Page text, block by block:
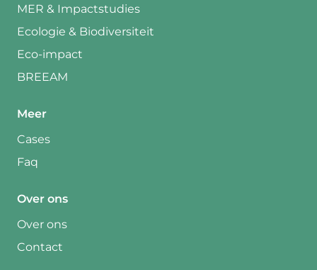
MER & Impactstudies
Ecologie & Biodiversiteit
Eco-impact
BREEAM
Meer
Cases
Faq
Over ons
Over ons
Contact